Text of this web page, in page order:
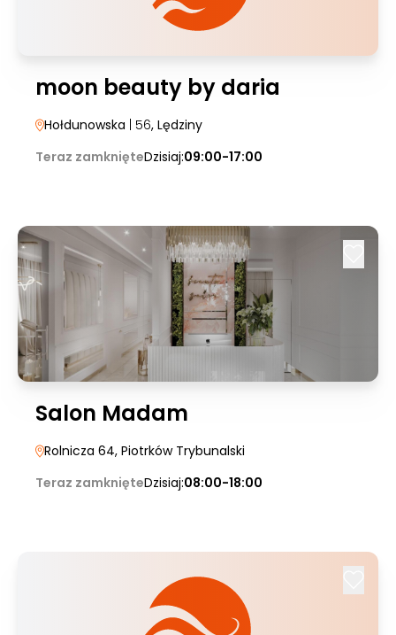
moon beauty by daria
Hołdunowska | 56, Lędziny
Teraz zamknięteDzisiaj:09:00-17:00
Salon Madam
Rolnicza 64, Piotrków Trybunalski
Teraz zamknięteDzisiaj:08:00-18:00